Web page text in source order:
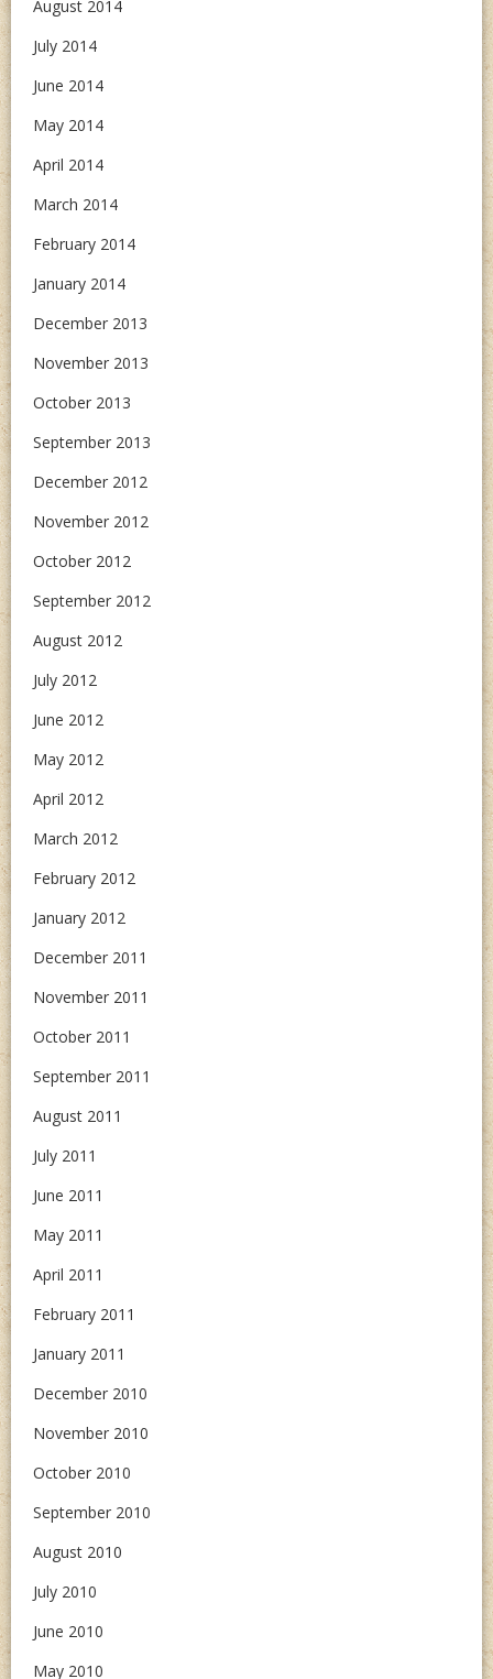
August 2014
July 2014
June 2014
May 2014
April 2014
March 2014
February 2014
January 2014
December 2013
November 2013
October 2013
September 2013
December 2012
November 2012
October 2012
September 2012
August 2012
July 2012
June 2012
May 2012
April 2012
March 2012
February 2012
January 2012
December 2011
November 2011
October 2011
September 2011
August 2011
July 2011
June 2011
May 2011
April 2011
February 2011
January 2011
December 2010
November 2010
October 2010
September 2010
August 2010
July 2010
June 2010
May 2010